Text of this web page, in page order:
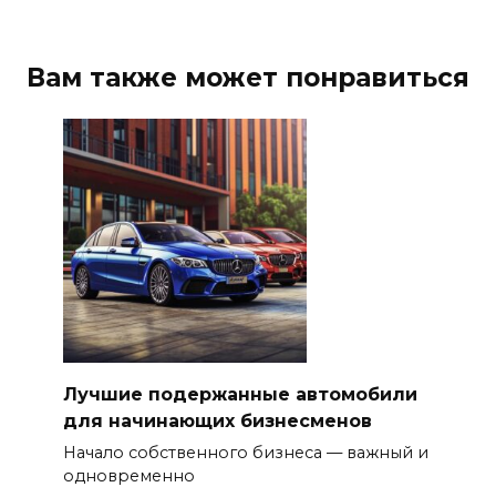
Вам также может понравиться
Лучшие подержанные автомобили
для начинающих бизнесменов
Начало собственного бизнеса — важный и
одновременно